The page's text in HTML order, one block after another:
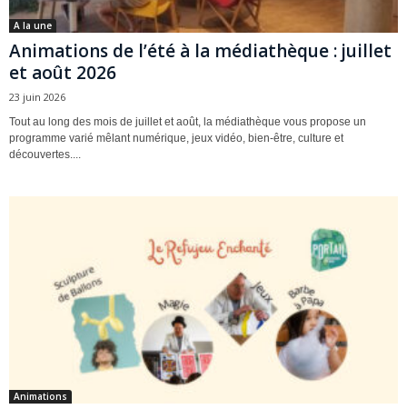
A la une
Animations de l’été à la médiathèque : juillet
et août 2026
23 juin 2026
Tout au long des mois de juillet et août, la médiathèque vous propose un
programme varié mêlant numérique, jeux vidéo, bien-être, culture et
découvertes....
Animations